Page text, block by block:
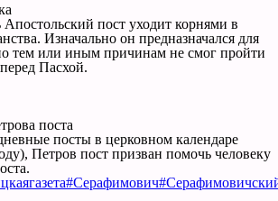
пост уходит корнями в
Изначально он предназначался для
тем или иным причинам не смог пройти
Пасхой.
поста
посты в церковном календаре
Петров пост призван помочь человеку
#Серафимович